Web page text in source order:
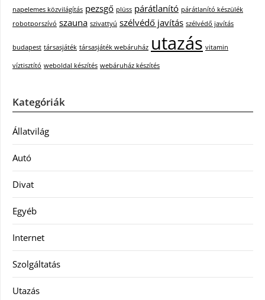
napelemes közvilágítás pezsgő plüss párátlanító párátlanító készülék
robotporszívó szauna szivattyú szélvédő javítás szélvédő javítás
budapest társasjáték társasjáték webáruház utazás vitamin
víztisztító weboldal készítés webáruház készítés
Kategóriák
Állatvilág
Autó
Divat
Egyéb
Internet
Szolgáltatás
Utazás